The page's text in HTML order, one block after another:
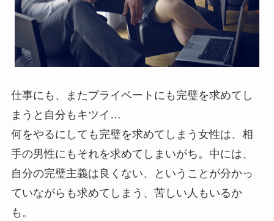
仕事にも、またプライベートにも完璧を求めてし
まうと自分もキツイ…
何をやるにしても完璧を求めてしまう女性は、相
手の男性にもそれを求めてしまいがち。中には、
自分の完璧主義は良くない、ということが分かっ
ていながらも求めてしまう、苦しい人もいるか
も。